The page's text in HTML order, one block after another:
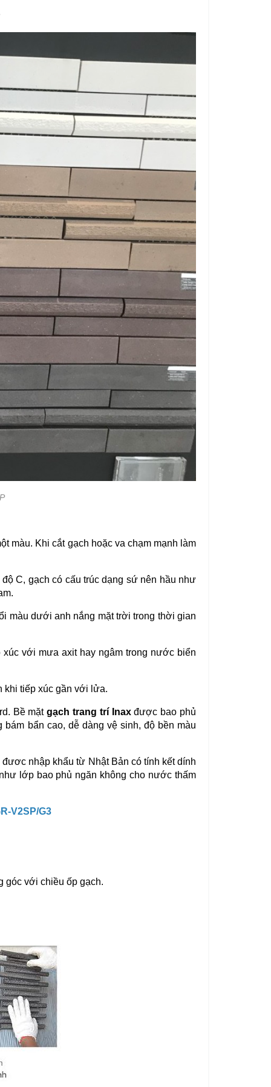
màu. Khi cắt gạch hoặc va chạm mạnh làm
C, gạch có cấu trúc dạng sứ nên hầu như
màu dưới anh nắng mặt trời trong thời gian
với mưa axit hay ngâm trong nước biển
khi tiếp xúc gần với lửa.
Bề mặtgạch trang trí Inaxđược bao phủ
bẩn cao, dễ dàng vệ sinh, độ bền màu
nhập khẩu từ Nhật Bản có tính kết dính
lớp bao phủ ngăn không cho nước thấm
V2SP/G3
góc với chiều ốp gạch.